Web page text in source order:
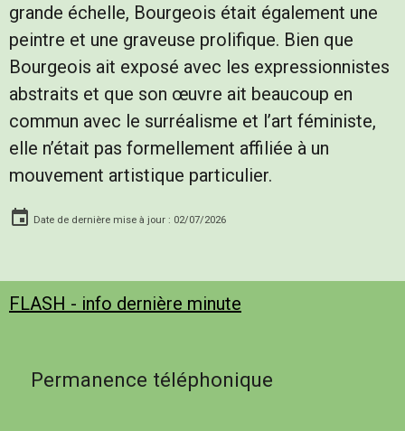
grande échelle, Bourgeois était également une
peintre et une graveuse prolifique. Bien que
Bourgeois ait exposé avec les expressionnistes
abstraits et que son œuvre ait beaucoup en
commun avec le surréalisme et l’art féministe,
elle n’était pas formellement affiliée à un
mouvement artistique particulier.
Date de dernière mise à jour : 02/07/2026
FLASH - info dernière minute
Permanence téléphonique